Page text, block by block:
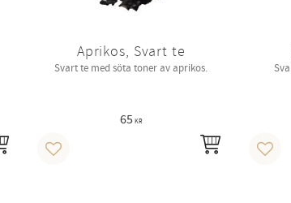
Aprikos, Svart te
Svart te med söta toner av aprikos.
65 KR
Lägg till i favoriter